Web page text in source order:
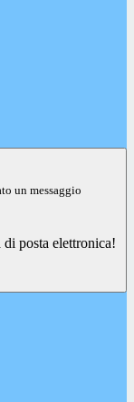
un messaggio
posta elettronica!